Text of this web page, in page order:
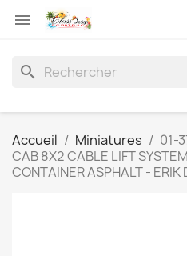

search
Accueil Miniatures
01-
CAB 8X2 CABLE LIFT
CONTAINER ASPHALT - ERIK